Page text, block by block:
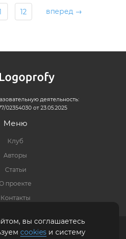
12 вперед →
деятельность:
02354030 от 23.05.2025
Меню
Клуб
Авторы
Статьи
проекте
Контакты
обработки персональных данных
вы соглашаетесь
cookies и систему